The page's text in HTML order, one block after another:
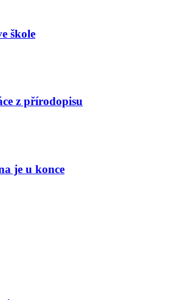
škole
z přírodopisu
je u konce